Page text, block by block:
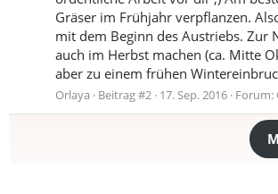
Gräser im Frühjahr verpflanzen.
mit dem Beginn des Austriebs. Zur
auch im Herbst machen (ca. Mitte
aber zu einem frühen
Orlaya Beitrag #2 17. Sep. 2016 Forum: